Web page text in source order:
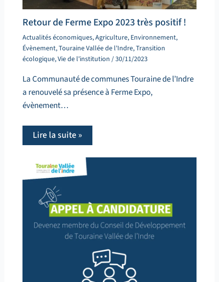
Retour de Ferme Expo 2023 très positif !
Actualités économiques,Agriculture, Environnement,
Évènement,Touraine Vallée de l'Indre,Transition
écologique,Vie de l'institution /30/11/2023
La Communauté de communes Touraine de l’Indre
a renouvelé sa présence à Ferme Expo,
évènement…
Lire la suite »